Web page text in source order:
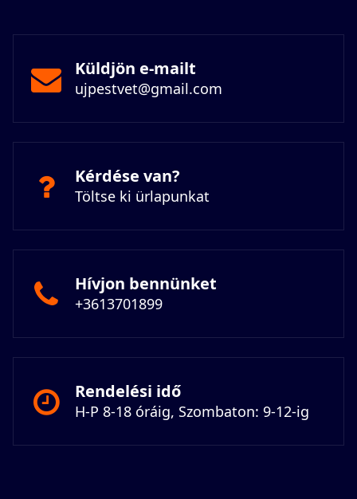
Küldjön e-mailt
ujpestvet@gmail.com
Kérdése van?
Töltse ki ürlapunkat
Hívjon bennünket
+3613701899
Rendelési idő
H-P 8-18 óráig, Szombaton: 9-12-ig